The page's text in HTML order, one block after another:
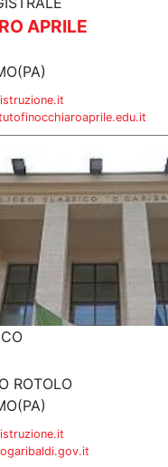
APRILE
ROTOLO